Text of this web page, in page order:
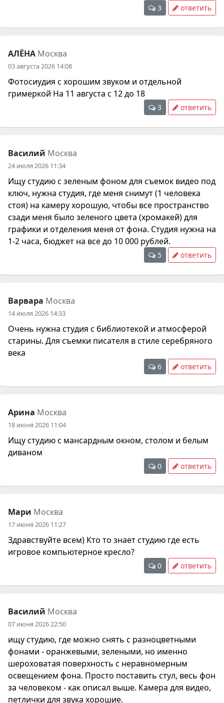
3 ответить
АЛЁНА Москва
03 августа 2026 14:08
Фотосиудия с хорошим звуком и отдельной
гримеркой На 11 августа с 12 до 18
3 ответить
Василий Москва
24 июля 2026 11:34
Ищу студию с зеленым фоном для съемок видео под
ключ, нужна студия, где меня снимут (1 человека
стоя) на камеру хорошую, чтобы все пространство
сзади меня было зеленого цвета (хромакей) для
графики и отделения меня от фона. Студия нужна на
1-2 часа, бюджет на все до 10 000 рублей.
5 ответить
Варвара Москва
14 июля 2026 14:33
Очень нужна студия с библиотекой и атмосферой
старины. Для съемки писателя в стиле серебряного
века
6 ответить
Арина Москва
18 июня 2026 11:04
Ищу студию с мансардным окном, столом и белым
диваном
0 ответить
Мари Москва
17 июня 2026 11:27
Здравствуйте всем) Кто то знает студию где есть
игровое компьютерное кресло?
0 ответить
Василий Москва
07 июня 2026 22:50
ищу студию, где можно снять с разноцветными
фонами - оранжевыми, зелеными, но именно
шероховатая поверхность с неравномерным
освещением фона. Просто поставить стул, весь фон
за человеком - как описал выше. Камера для видео,
петлички для звука хорошие.